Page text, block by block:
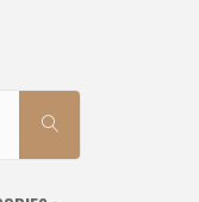
RECHERCHE